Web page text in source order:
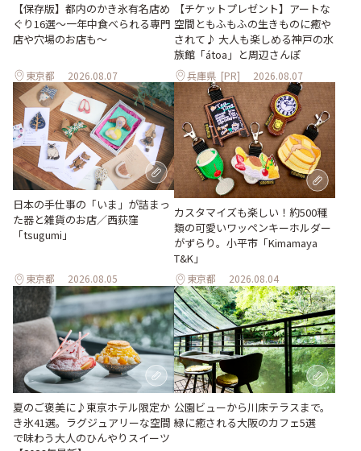
【保存版】都内のかき氷有名店め
ぐり16選～一年中食べられる専門
店や穴場のお店も～
東京都 2026.08.07
【チケットプレゼント】アートな
空間ともふもふの生きものに癒や
されて♪ 大人も楽しめる神戸の水
族館「átoa」と周辺さんぽ
兵庫県 [PR] 2026.08.07
日本の手仕事の「いま」が詰まっ
た器と雑貨のお店／西荻窪
「tsugumi」
東京都 2026.08.05
カスタマイズも楽しい！約500種
類の可愛いワッペンキーホルダー
がずらり。小平市「Kimamaya
T&K」
東京都 2026.08.04
夏のご褒美に♪東京ホテル限定か
き氷41選。ラグジュアリーな空間
で味わう大人のひんやりスイーツ
公園ビューから川床テラスまで。
緑に癒される大阪のカフェ5選